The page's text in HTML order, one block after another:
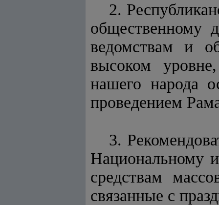
2.
общественному
ведомствам и
высоком
нашего народа
проведением
3.
Национальному
средствам
связанные с